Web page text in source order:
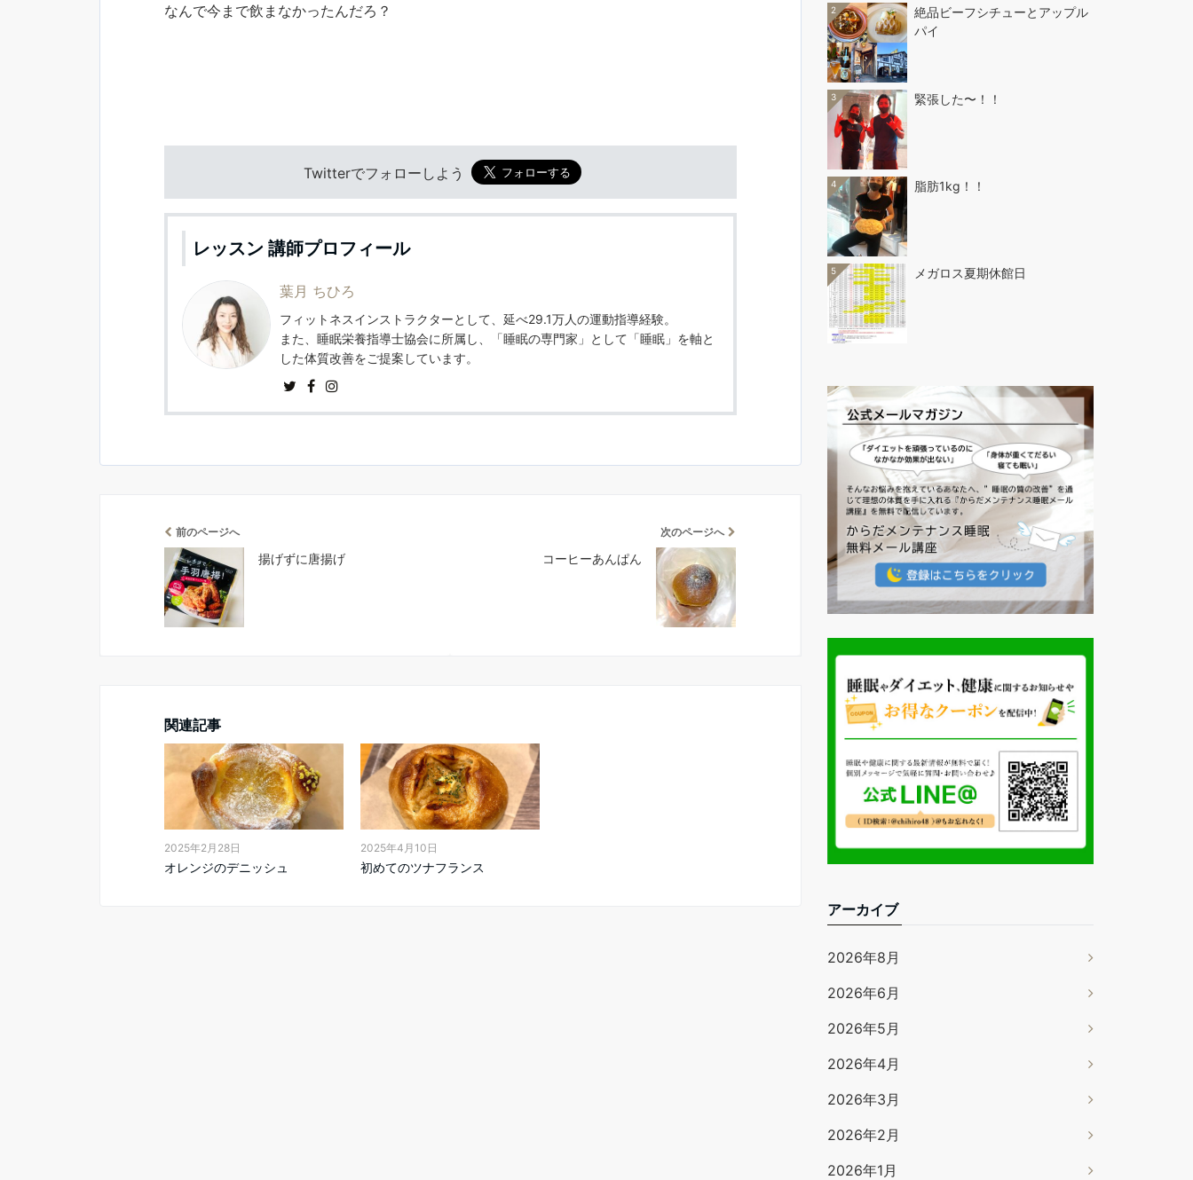
なんで今まで飲まなかったんだろ？
Twitterでフォローしよう
レッスン 講師プロフィール
葉月 ちひろ
フィットネスインストラクターとして、延べ29.1万人の運動指導経験。
また、睡眠栄養指導士協会に所属し、「睡眠の専門家」として「睡眠」を軸と
した体質改善をご提案しています。
前のページへ
揚げずに唐揚げ
次のページへ
コーヒーあんぱん
関連記事
2025年2月28日
オレンジのデニッシュ
2025年4月10日
初めてのツナフランス
2
絶品ビーフシチューとアップル
パイ
3 緊張した〜！！
4 脂肪1kg！！
5 メガロス夏期休館日
アーカイブ
2026年8月
2026年6月
2026年5月
2026年4月
2026年3月
2026年2月
2026年1月